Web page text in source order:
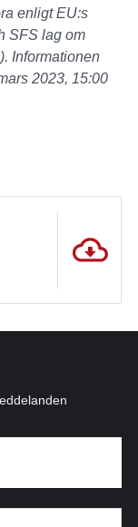
enligt EU:s
SFS lag om
Informationen
2023, 15:00